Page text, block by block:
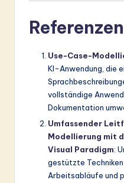
Referenzen
Use-Case-
KI-Anwendung, die
vollständige
Dokumentation
Umfassender
Modellierung mit
Visual Paradigm:
gestützte
Arbeitsabläufe und